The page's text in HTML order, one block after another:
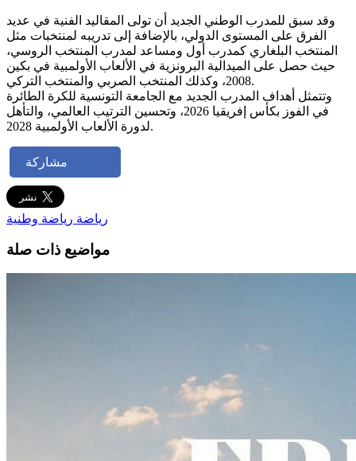
وقد سبق للمدرب الوطني الجديد أن تولى المقاليد الفنية في عديد
الفرق على المستوى الدولي، بالإضافة إلى تدريبه لمنتخبات مثل
المنتخب البلغاري كمدرب أول ومساعد لمدرب المنتخب الروسي،
حيث حصل على الميدالية البرونزية في الألعاب الأولمبية في بكين
2008، وكذلك المنتخب الصربي والمنتخب التركي.
وتتمثل أهداف المدرب الجديد مع الجامعة التونسية للكرة الطائرة
في الفوز بكأس إفريقيا 2026، وتحسين الترتيب العالمي، والتأهل
لدورة الألعاب الأولمبية 2028.
مشاركة
رياضة رياضة وطنية
مواضيع ذات صلة